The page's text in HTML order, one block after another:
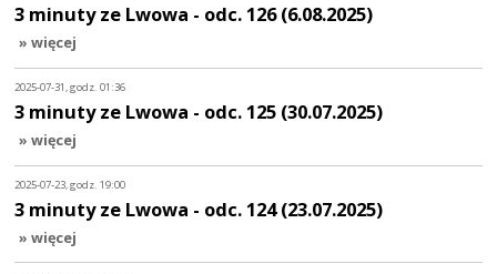
3 minuty ze Lwowa - odc. 126 (6.08.2025)
» więcej
2025-07-31, godz. 01:36
3 minuty ze Lwowa - odc. 125 (30.07.2025)
» więcej
2025-07-23, godz. 19:00
3 minuty ze Lwowa - odc. 124 (23.07.2025)
» więcej